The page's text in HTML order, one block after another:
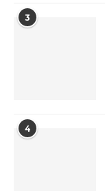
3
4